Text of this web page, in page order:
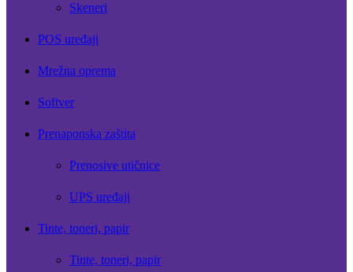
Skeneri
POS uređaji
Mrežna oprema
Softver
Prenaponska zaštita
Prenosive utičnice
UPS uređaji
Tinte, toneri, papir
Tinte, toneri, papir